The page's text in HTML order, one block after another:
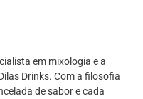
em mixologia e a
Drinks. Com a filosofia
de sabor e cada